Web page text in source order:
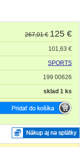
267,01 € 125 €
101,63 €
SPORTS
199 00626
sklad 1 ks